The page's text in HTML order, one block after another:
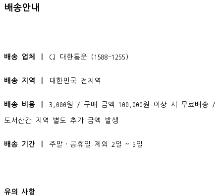
배송안내
배송 업체 ㅣ CJ 대한통운 (1588-1255)
배송 지역 ㅣ 대한민국 전지역
배송 비용 ㅣ 3,000원 / 구매 금액 100,000원 이상 시 무료배송 /
도서산간 지역 별도 추가 금액 발생
배송 기간 ㅣ 주말·공휴일 제외 2일 ~ 5일
유의 사항